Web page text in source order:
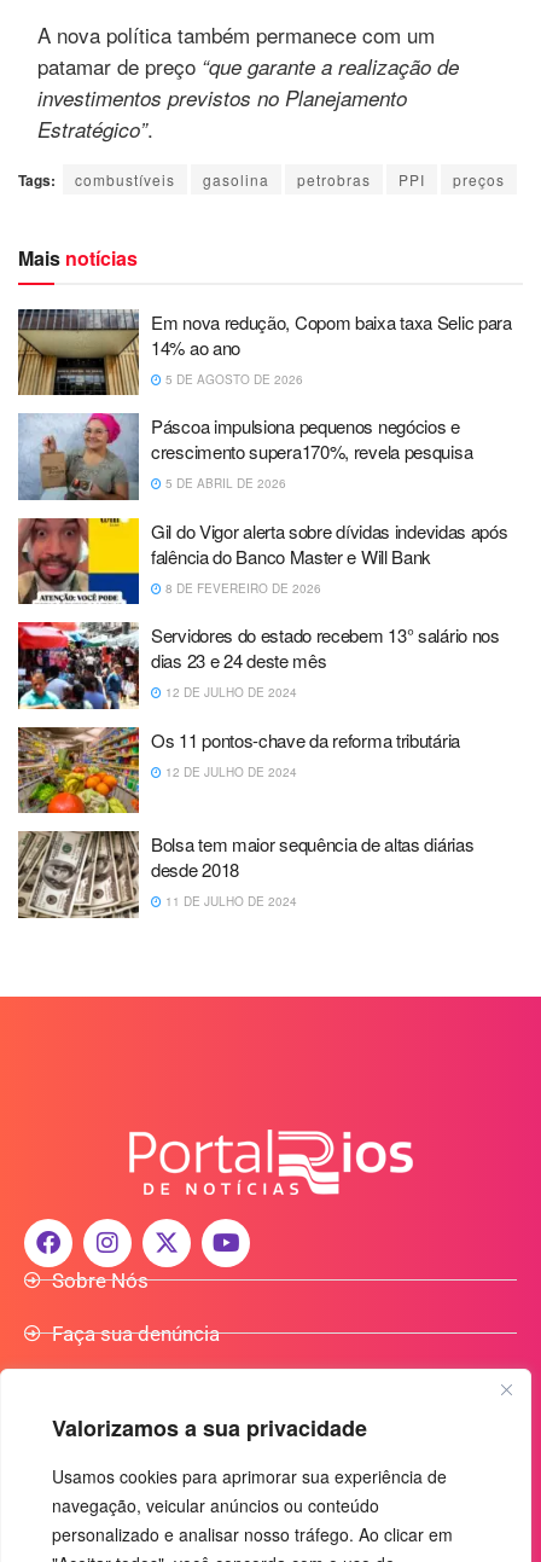
Valorizamos a sua privacidade
Usamos cookies para aprimorar sua experiência de
navegação, veicular anúncios ou conteúdo
personalizado e analisar nosso tráfego. Ao clicar em
A nova política também permanece com um
patamar de preço “que garante a realização de
investimentos previstos no Planejamento
Estratégico”.
Tags: combustíveis gasolina petrobras PPI preços
Mais notícias
Em nova redução, Copom baixa taxa Selic para
14% ao ano
5 DE AGOSTO DE 2026
Páscoa impulsiona pequenos negócios e
crescimento supera170%, revela pesquisa
5 DE ABRIL DE 2026
Gil do Vigor alerta sobre dívidas indevidas após
falência do Banco Master e Will Bank
8 DE FEVEREIRO DE 2026
Servidores do estado recebem 13° salário nos
dias 23 e 24 deste mês
12 DE JULHO DE 2024
Os 11 pontos-chave da reforma tributária
12 DE JULHO DE 2024
Bolsa tem maior sequência de altas diárias
desde 2018
11 DE JULHO DE 2024
Sobre Nós
Faça sua denúncia
Anuncie Conosco
+55 (92) 3085-7464
comercialradio95.7fm@gmail.com